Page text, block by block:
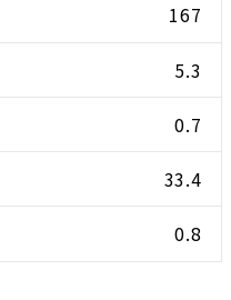
167
5.3
0.7
33.4
0.8